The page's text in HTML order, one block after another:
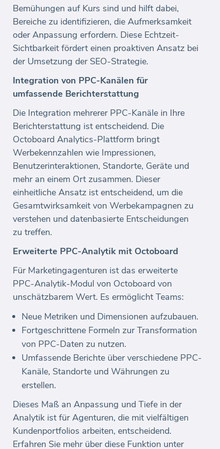
Bemühungen auf Kurs sind und hilft dabei,
Bereiche zu identifizieren, die Aufmerksamkeit
oder Anpassung erfordern. Diese Echtzeit-
Sichtbarkeit fördert einen proaktiven Ansatz bei
der Umsetzung der SEO-Strategie.
Integration von PPC-Kanälen für
umfassende Berichterstattung
Die Integration mehrerer PPC-Kanäle in Ihre
Berichterstattung ist entscheidend. Die
Octoboard Analytics-Plattform bringt
Werbekennzahlen wie Impressionen,
Benutzerinteraktionen, Standorte, Geräte und
mehr an einem Ort zusammen. Dieser
einheitliche Ansatz ist entscheidend, um die
Gesamtwirksamkeit von Werbekampagnen zu
verstehen und datenbasierte Entscheidungen
zu treffen.
Erweiterte PPC-Analytik mit Octoboard
Für Marketingagenturen ist das erweiterte
PPC-Analytik-Modul von Octoboard von
unschätzbarem Wert. Es ermöglicht Teams:
Neue Metriken und Dimensionen aufzubauen.
Fortgeschrittene Formeln zur Transformation
von PPC-Daten zu nutzen.
Umfassende Berichte über verschiedene PPC-
Kanäle, Standorte und Währungen zu
erstellen.
Dieses Maß an Anpassung und Tiefe in der
Analytik ist für Agenturen, die mit vielfältigen
Kundenportfolios arbeiten, entscheidend.
Erfahren Sie mehr über diese Funktion unter